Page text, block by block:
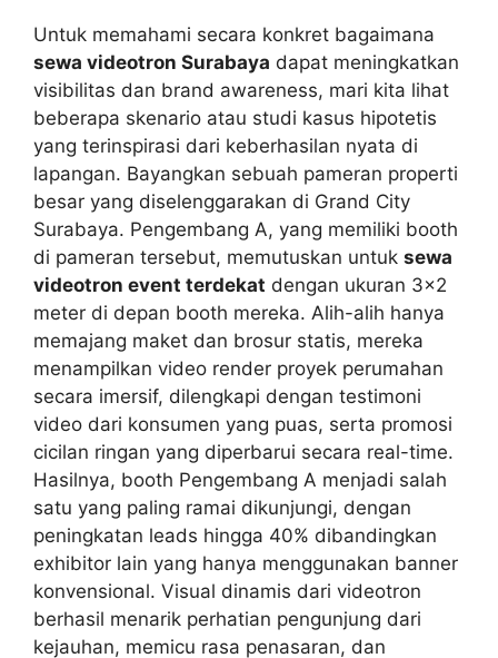
Untuk memahami secara konkret bagaimana
sewa videotron Surabaya dapat meningkatkan
visibilitas dan brand awareness, mari kita lihat
beberapa skenario atau studi kasus hipotetis
yang terinspirasi dari keberhasilan nyata di
lapangan. Bayangkan sebuah pameran properti
besar yang diselenggarakan di Grand City
Surabaya. Pengembang A, yang memiliki booth
di pameran tersebut, memutuskan untuk sewa
videotron event terdekat dengan ukuran 3×2
meter di depan booth mereka. Alih-alih hanya
memajang maket dan brosur statis, mereka
menampilkan video render proyek perumahan
secara imersif, dilengkapi dengan testimoni
video dari konsumen yang puas, serta promosi
cicilan ringan yang diperbarui secara real-time.
Hasilnya, booth Pengembang A menjadi salah
satu yang paling ramai dikunjungi, dengan
peningkatan leads hingga 40% dibandingkan
exhibitor lain yang hanya menggunakan banner
konvensional. Visual dinamis dari videotron
berhasil menarik perhatian pengunjung dari
kejauhan, memicu rasa penasaran, dan